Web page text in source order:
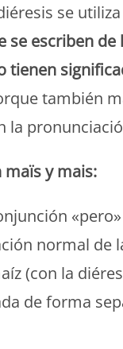
se
se escriben de
tienen
también
la
maïs y mais:
normal de
(con la
de forma